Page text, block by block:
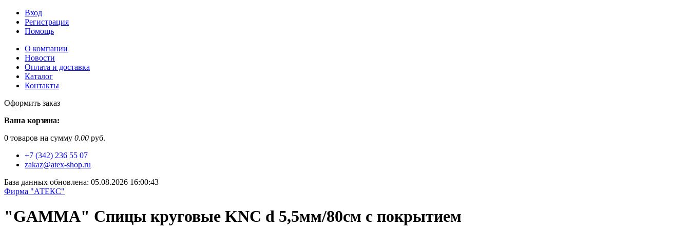
Вход
Регистрация
Помощь
О компании
Новости
Оплата и доставка
Каталог
Контакты
Оформить заказ
Ваша корзина:
0 товаров на сумму 0.00 руб.
+7 (342) 236 55 07
zakaz@atex-shop.ru
База данных обновлена: 05.08.2026 16:00:43
Фирма "АТЕКС"
"GAMMA" Спицы круговые KNC d 5,5мм/80см с покрытием